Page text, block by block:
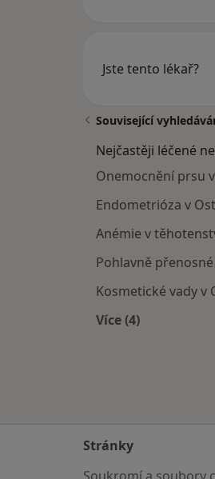
Jste tento lékař?
Související
Nejčastěji léčené
Onemocnění prsu
Endometrióza v
Anémie v
Pohlavně
Kosmetické vady v
Více (4)
Stránky